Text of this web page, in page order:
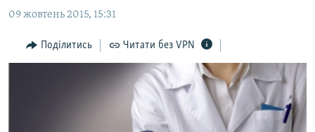
основної
Перейти
до
БЛОГИ
ПОГЛЯД
09 жовтень 2015, 15:31
Поділитись Читати без VPN